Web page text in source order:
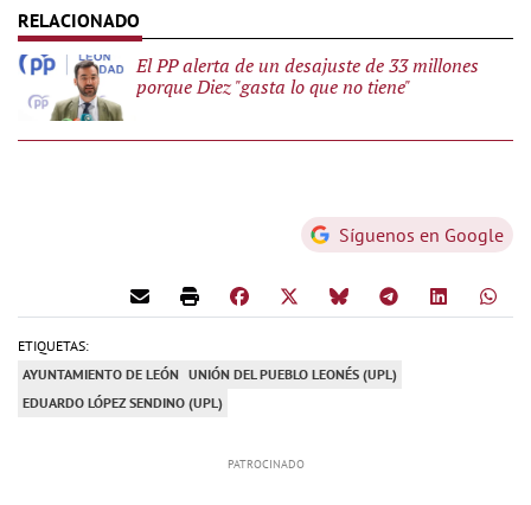
El PP alerta de un desajuste de 33 millones
porque Diez "gasta lo que no tiene"
Síguenos en Google
ETIQUETAS:
AYUNTAMIENTO DE LEÓN UNIÓN DEL PUEBLO LEONÉS (UPL)
EDUARDO LÓPEZ SENDINO (UPL)